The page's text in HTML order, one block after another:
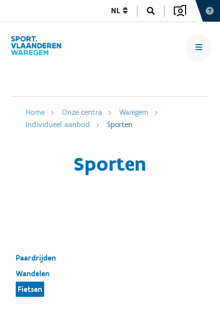
NL
Home Onze centra
Waregem
Individueel aanbod
Sporten
Sporten
Paardrijden
Wandelen
Fietsen